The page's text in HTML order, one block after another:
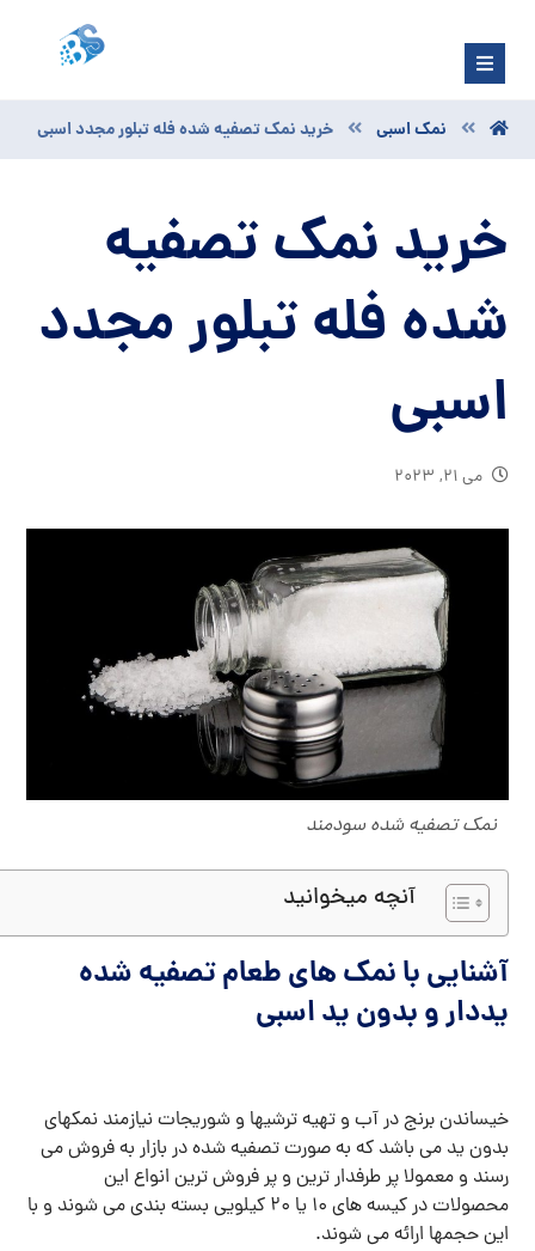
نمک اسبی خرید نمک تصفیه شده فله تبلور مجدد اسبی
خرید نمک تصفیه
شده فله تبلور مجدد
اسبی
می ۲۱, ۲۰۲۳
نمک تصفیه شده سودمند
آنچه میخوانید
آشنایی با نمک های طعام تصفیه شده
یددار و بدون ید اسبی
خیساندن برنج در آب و تهیه ترشیها و شوریجات نیازمند نمکهای
بدون ید می باشد که به صورت تصفیه شده در بازار به فروش می
رسند و معمولا پر طرفدار ترین و پر فروش ترین انواع این
محصولات در کیسه های 10 یا 20 کیلویی بسته بندی می شوند و با
این حجمها ارائه می شوند.